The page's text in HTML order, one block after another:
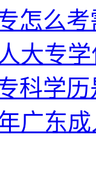
怎么
大专
科学
年广东